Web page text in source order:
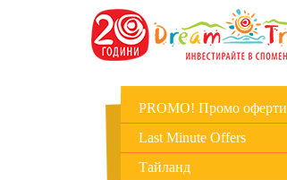
PROMO! Промо оферти
Last Minute Offers
Тайланд